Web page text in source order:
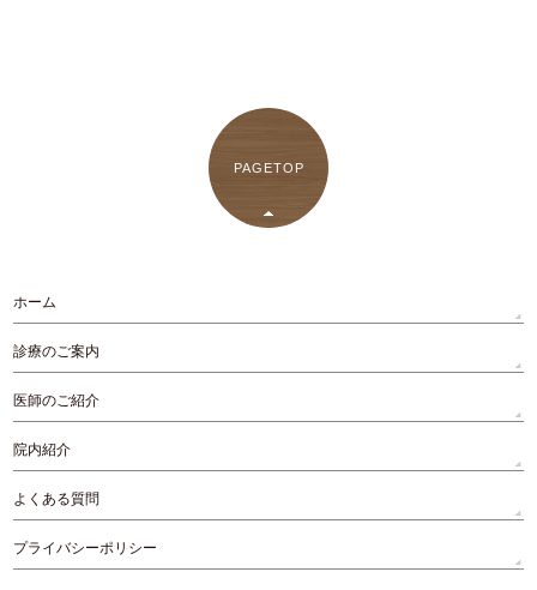
PAGETOP
ホーム
診療のご案内
医師のご紹介
院内紹介
よくある質問
プライバシーポリシー